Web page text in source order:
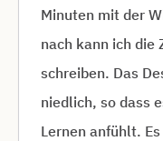
Minuten mit der
nach kann ich die
schreiben. Das
niedlich, so dass
Lernen anfühlt.